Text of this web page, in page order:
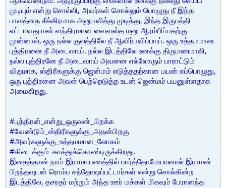
முடியும் என்று சொல்லி, அவர்கள் சொல்லும் பொழுது நீ இந்த
பாவத்தை சீக்கிரமாக அனுபவித்து முடித்து, இந்த இருபத்தி
எட்டாவது மன் வந்திரமான வைவஸ்த மனு ஆரம்பிப்பதற்கு
முன்னால், ஒரு நல்ல குலத்திலே நீ ஆவிர்பவிப்பாய். ஒரு உத்தமமான
புத்திரனை நீ அடைவாய். நல்ல இடத்திலே உனக்கு திருமணமாகி,
நல்ல புத்திரனே நீ அடைவாய் அவனை எல்லோரும் பாராட்டும்
விதமாக, ஸ்திரீகளுக்கு ஜென்மம் எடுத்ததற்கான பயன் எப்பொழுது,
ஒரு புத்திரனை அவள் பெற்றெடுத்த உடன் ஜென்மம் பயனுள்ளதாக
அமைகிறது.
#புத்திரன்_என்று_ஒருவன்_பிறக்க
#வேண்டும்_ஸ்திரீகளுக்கு_அதன்பிறகு
#அவர்களுக்கு_உத்தமமான_லோகம்
#கிடைக்கும்_காத்துக்கொண்டிருக்கிறது.
இதைத்தான் நாம் இராமாயணத்தில் பார்த்தோமேயானால் இராமன்
பிறந்தவுடன் ரொம்ப சந்தோஷப்பட்டார்கள் என்று சொல்கின்ற
இடத்திலே, தசரதர் மற்றும் அந்த ஊர் மக்கள் மிகவும் பேரானந்த